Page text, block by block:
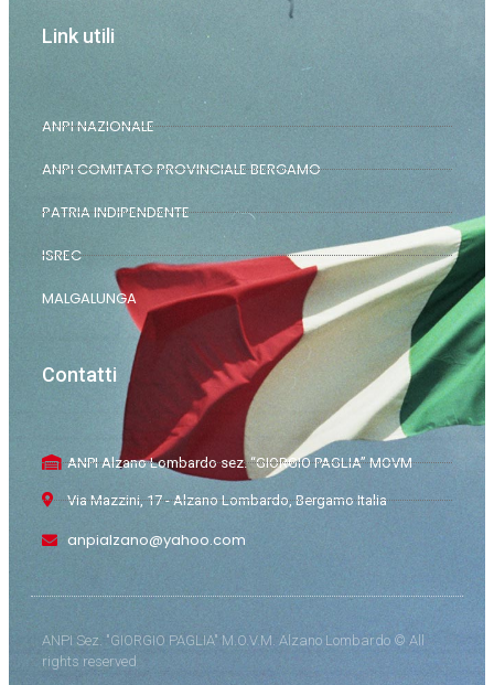
Link utili
ANPI NAZIONALE
ANPI COMITATO PROVINCIALE BERGAMO
PATRIA INDIPENDENTE
ISREC
MALGALUNGA
Contatti
ANPI Alzano Lombardo sez. “GIORGIO PAGLIA” MOVM
Via Mazzini, 17 - Alzano Lombardo, Bergamo Italia
anpialzano@yahoo.com
ANPI Sez. "GIORGIO PAGLIA" M.O.V.M. Alzano Lombardo © All
rights reserved